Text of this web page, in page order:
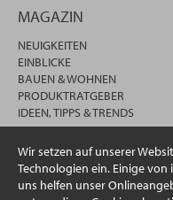
Wir setzen auf unserer
Technologien ein. Einige
uns helfen unser
MAGAZIN
NEUIGKEITEN
EINBLICKE
BAUEN & WOHNEN
PRODUKTRATGEBER
IDEEN, TIPPS & TRENDS